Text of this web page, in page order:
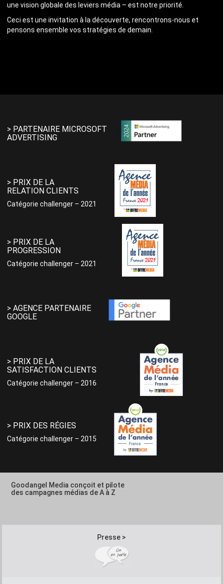
une vision globale des leviers média – est notre priorité.
Ceci est une invitation à la découverte, rencontrons-nous et
pensons ensemble vos stratégies de demain.
> PARTENAIRE MICROSOFT
ADVERTISING
> PRIX DE LA
RELATION CLIENTS
Catégorie challenger – 2021
> PRIX DE LA
PROGRESSION
Catégorie challenger – 2021
> AGENCE PARTENAIRE
GOOGLE
> PRIX DE LA
SATISFACTION CLIENTS
Catégorie challenger – 2016
> PRIX DES RÉGIES
Catégorie challenger – 2015
Goodangel Media conçoit et pilote
des campagnes médias de A à Z
Presse >